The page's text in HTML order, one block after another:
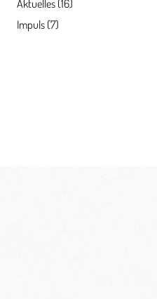
Aktuelles (16)
Impuls (7)